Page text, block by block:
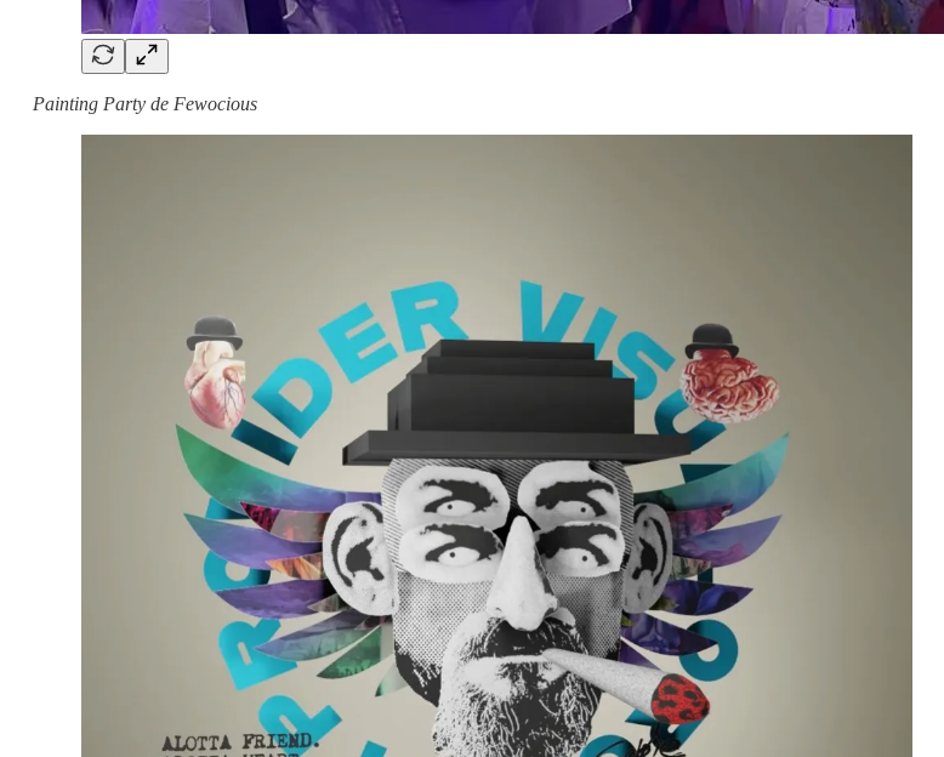
Painting Party de Fewocious